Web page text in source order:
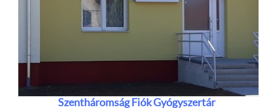
Szentháromság Fiók Gyógyszertár